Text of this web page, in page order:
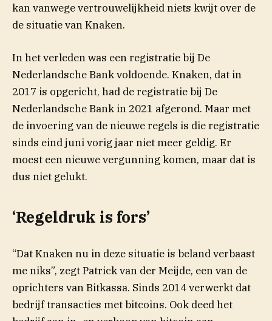
kan vanwege vertrouwelijkheid niets kwijt over de
de situatie van Knaken.
In het verleden was een registratie bij De
Nederlandsche Bank voldoende. Knaken, dat in
2017 is opgericht, had de registratie bij De
Nederlandsche Bank in 2021 afgerond. Maar met
de invoering van de nieuwe regels is die registratie
sinds eind juni vorig jaar niet meer geldig. Er
moest een nieuwe vergunning komen, maar dat is
dus niet gelukt.
‘Regeldruk is fors’
“Dat Knaken nu in deze situatie is beland verbaast
me niks”, zegt Patrick van der Meijde, een van de
oprichters van Bitkassa. Sinds 2014 verwerkt dat
bedrijf transacties met bitcoins. Ook deed het